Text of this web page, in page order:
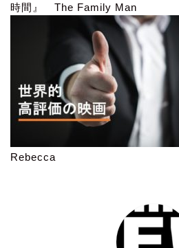
時間』 The Family Man
Rebecca